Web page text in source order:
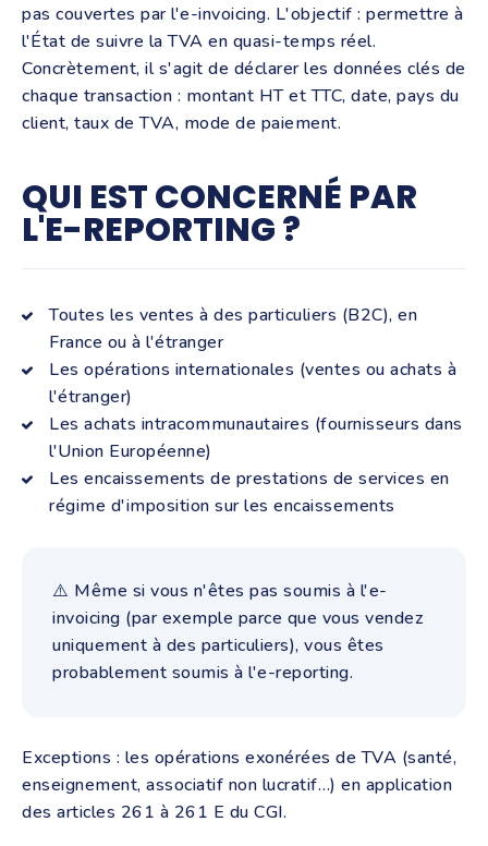
pas couvertes par l'e-invoicing. L'objectif : permettre à
l'État de suivre la TVA en quasi-temps réel.
Concrètement, il s'agit de déclarer les données clés de
chaque transaction : montant HT et TTC, date, pays du
client, taux de TVA, mode de paiement.
QUI EST CONCERNÉ PAR
L'E-REPORTING ?
Toutes les ventes à des particuliers (B2C), en
France ou à l'étranger
Les opérations internationales (ventes ou achats à
l'étranger)
Les achats intracommunautaires (fournisseurs dans
l'Union Européenne)
Les encaissements de prestations de services en
régime d'imposition sur les encaissements
⚠️ Même si vous n'êtes pas soumis à l'e-
invoicing (par exemple parce que vous vendez
uniquement à des particuliers), vous êtes
probablement soumis à l'e-reporting.
Exceptions : les opérations exonérées de TVA (santé,
enseignement, associatif non lucratif…) en application
des articles 261 à 261 E du CGI.